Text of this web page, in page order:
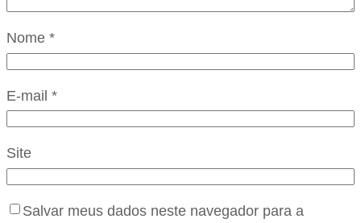
Nome *
E-mail *
Site
Salvar meus dados neste navegador para a